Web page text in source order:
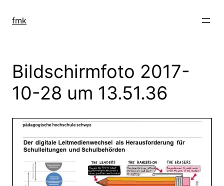
Inhalt
fmk
Bildschirmfoto 2017-
10-28 um 13.51.36